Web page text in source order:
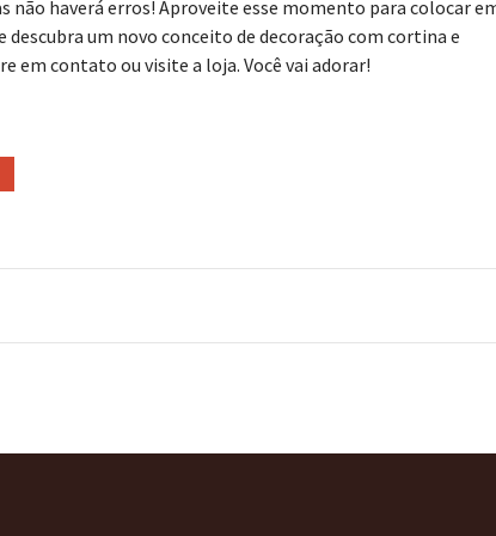
não haverá erros! Aproveite esse momento para colocar
descubra um novo conceito de decoração com cortina e
em contato ou visite a loja. Você vai adorar!